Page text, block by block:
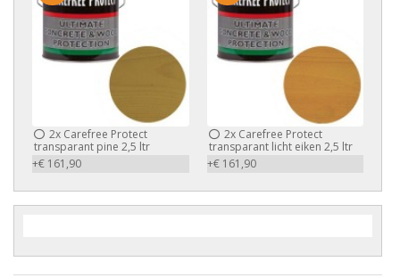
2x Carefree Protect
transparant pine 2,5 ltr
+€ 161,90
2xCarefree Protect
transparant licht eiken 2,5 ltr
+€ 161,90